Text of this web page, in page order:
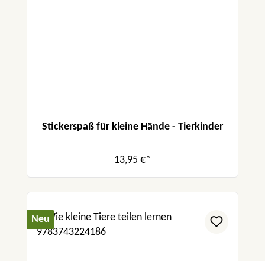
Stickerspaß für kleine Hände - Tierkinder
13,95 €*
Neu